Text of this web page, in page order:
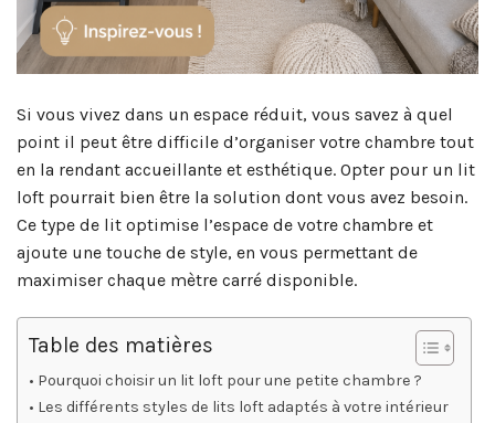
Si vous vivez dans un espace réduit, vous savez à quel
point il peut être difficile d’organiser votre chambre tout
en la rendant accueillante et esthétique. Opter pour un lit
loft pourrait bien être la solution dont vous avez besoin.
Ce type de lit optimise l’espace de votre chambre et
ajoute une touche de style, en vous permettant de
maximiser chaque mètre carré disponible.
Table des matières
Pourquoi choisir un lit loft pour une petite chambre ?
Les différents styles de lits loft adaptés à votre intérieur